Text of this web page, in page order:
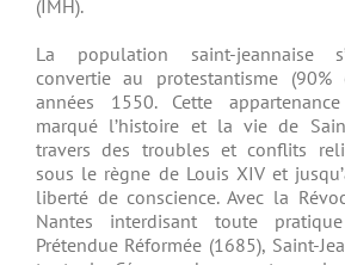
(IMH).
La population saint-jeannaise
convertie au protestantisme
années 1550. Cette
marqué l’histoire et la vie de
travers des troubles et conflits
sous le règne de Louis XIV et
liberté de conscience. Avec la
Nantes interdisant toute
Prétendue Réformée (1685), Saint-